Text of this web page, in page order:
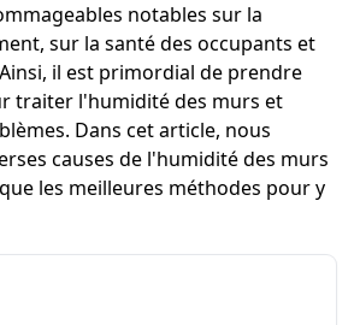
notables sur la
sur la santé des occupants et
il est primordial de prendre
traiter l'humidité des murs et
Dans cet article, nous
causes de l'humidité des murs
les meilleures méthodes pour y